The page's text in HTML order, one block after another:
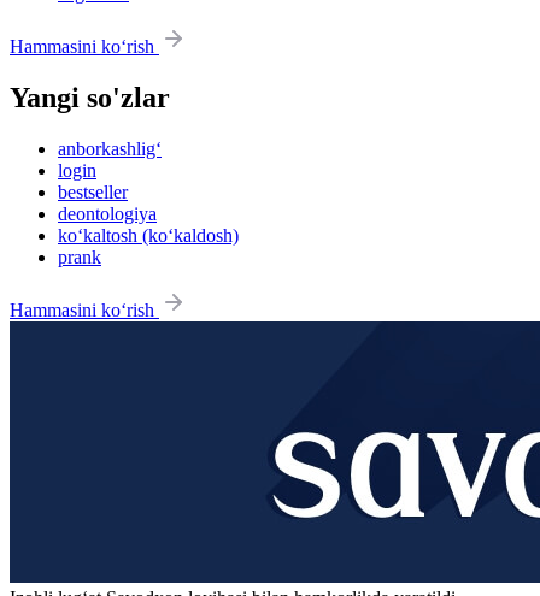
Hammasini ko‘rish
Yangi so'zlar
anborkashlig‘
login
bestseller
deontologiya
ko‘kaltosh (ko‘kaldosh)
prank
Hammasini ko‘rish